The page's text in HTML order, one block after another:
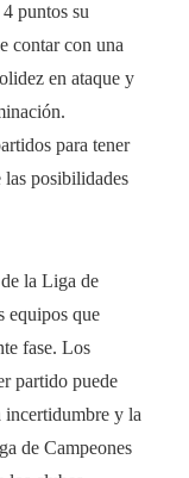
puntos su
contar con una
en ataque y
para tener
las posibilidades
la Liga de
equipos que
fase. Los
partido puede
y la
de Campeones